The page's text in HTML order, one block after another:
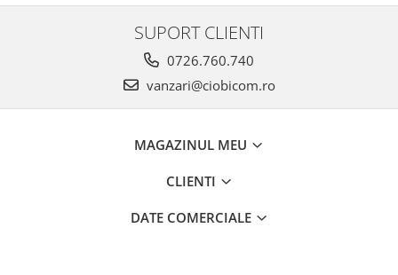
SUPORT CLIENTI
0726.760.740
vanzari@ciobicom.ro
MAGAZINUL MEU
CLIENTI
DATE COMERCIALE